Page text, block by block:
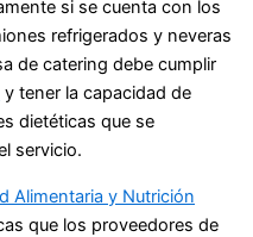
si se cuenta con los
refrigerados y neveras
de catering debe cumplir
y tener la capacidad de
dietéticas que se
servicio.
Alimentaria y Nutrición
que los proveedores de